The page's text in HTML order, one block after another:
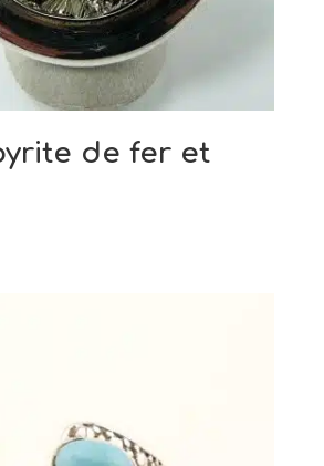
de fer et